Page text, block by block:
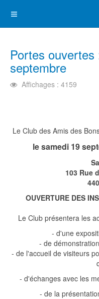
Portes
septembre
Affichages : 4159
Le Club des Amis des
le samedi 19
103 Rue
OUVERTURE DES
Le Club présentera les
- d'une
- de
- de l'accueil de visiteurs
- d'échanges avec les
- de la